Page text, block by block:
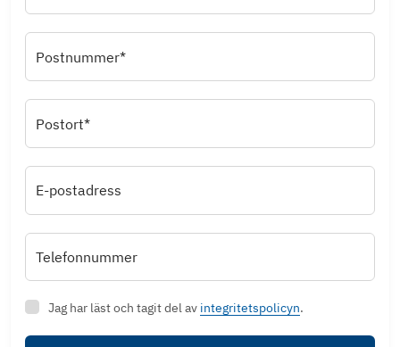
Postnummer*
Postort*
E-postadress
Telefonnummer
Jag har läst och tagit del av integritetspolicyn.